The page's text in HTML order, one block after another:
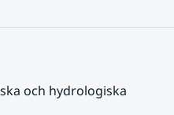
och hydrologiska